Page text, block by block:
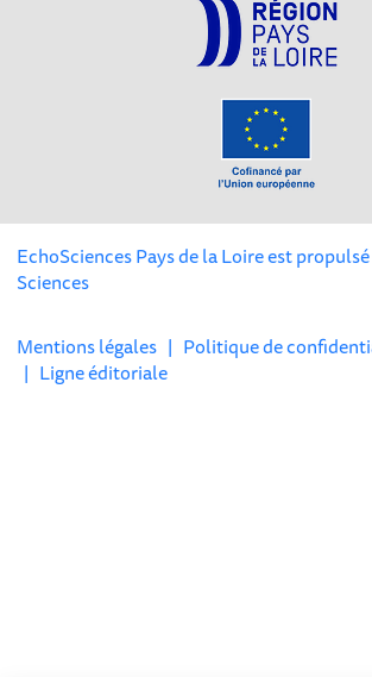
EchoSciences Pays de la Loire est
Sciences
Mentions légales | Politique de
| Ligne éditoriale